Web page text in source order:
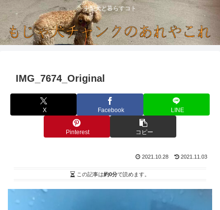
中型犬と暮らすコト
IMG_7674_Original
X Facebook LINE
Pinterest コピー
2021.10.28 2021.11.03
この記事は約0分で読めます。